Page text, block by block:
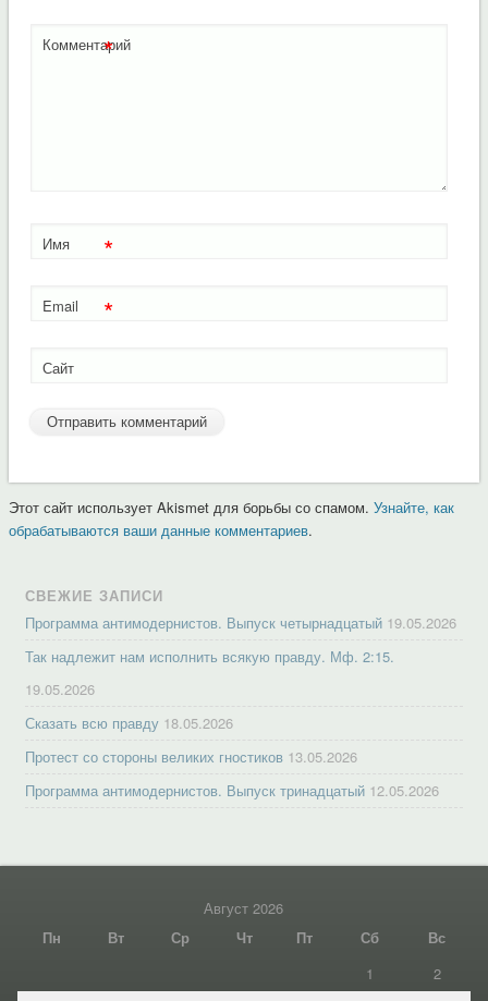
Комментарий
*
Имя *
Email *
Сайт
Этот сайт использует Akismet для борьбы со спамом. Узнайте, как
обрабатываются ваши данные комментариев.
СВЕЖИЕ ЗАПИСИ
Программа антимодернистов. Выпуск четырнадцатый 19.05.2026
Так надлежит нам исполнить всякую правду. Мф. 2:15.
19.05.2026
Сказать всю правду 18.05.2026
Протест со стороны великих гностиков 13.05.2026
Программа антимодернистов. Выпуск тринадцатый 12.05.2026
Август 2026
Пн
Вт Ср Чт Пт Сб
Вс
1
2